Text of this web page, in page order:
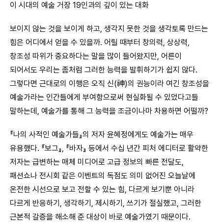
이 시대의 예술 거장 19인과의 깊이 있는 대화
보이지 않는 것을 보이게 하고, 생각지 못한 것을 생각토록 만드는
힘은 어디에서 얻을 수 있을까. 어릴 때부터 창의력, 상상력,
창조성 따위가 중요하다는 말을 많이 들어왔지만, 어른이
되어서도 우리는 좀처럼 그러한 능력을 발휘하기가 쉽지 않다.
그렇다면 근대로의 이행은 오직 신(神)의 권능이라 여긴 창조성을
예술가라는 인간들에게 부여함으로써 현실화될 수 있었다고들
말하는데, 예술가를 통해 그 능력을 조금이나마 차용하면 어떨까?
『나의 사적인 예술가들』의 저자 윤혜정에게도 예술가는 매우
유용했다. 『보그』, 『바자』 등에서 수십 년간 피처 에디터로 활약한
저자는 급변하는 매체 미디어로 고급 정보의 빠른 전달도,
패션쇼나 전시회 같은 이벤트의 독점도 의미 없어진 오늘날에
온전한 시선으로 보고 전할 수 있는 힘, 다르게 보기뿐 아니라
다르게 반응하기, 생각하기, 제시하기, 쓰기가 절실했고, 그러한
근본적 갈증을 해소해 준 대상이 바로 예술가였기 때문이다.